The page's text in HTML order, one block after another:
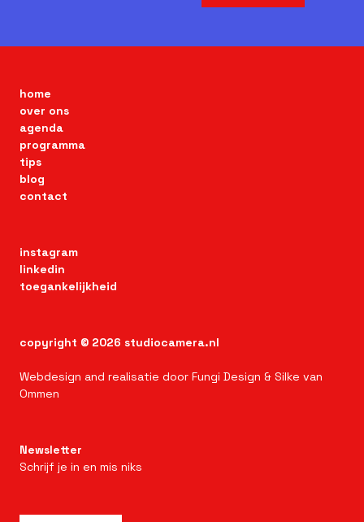
Newsletter
Schrijf je in en mis niks
home
over ons
agenda
programma
tips
blog
contact
instagram
linkedin
toegankelijkheid
copyright © 2026 studiocamera.nl
Webdesign and realisatie door Fungi Design & Silke van
Ommen